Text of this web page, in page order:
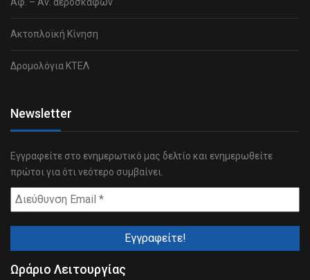
Αφ. – Αν. αεροσκαφών
Ακτοπλοϊκή Κίνηση
Δρομολόγια ΚΤΕΛ
Newsletter
Εγγραφείτε στο ενημερωτικό μας δελτίο και ενημερωθείτε
πρώτοι για ότι νεότερο συμβαίνει.
Ωράριο Λειτουργίας